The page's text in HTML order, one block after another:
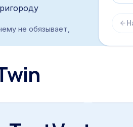
не обязывает,
тент с